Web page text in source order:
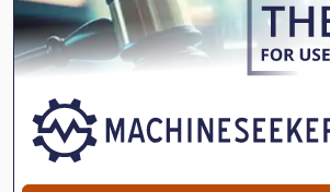
Gkt 60
Kreissaege Tre
Ng 200
Skomaker Maskin Fresing Og